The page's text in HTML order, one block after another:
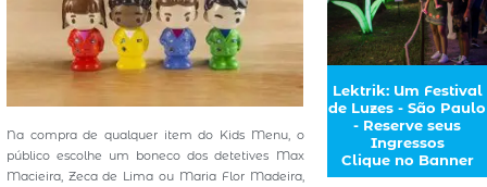
Na compra de qualquer item do Kids Menu, o
público escolhe um boneco dos detetives Max
Macieira, Zeca de Lima ou Maria Flor Madeira,
Lektrik: Um Festival
de Luzes - São Paulo
- Reserve seus
Ingressos
Clique no Banner